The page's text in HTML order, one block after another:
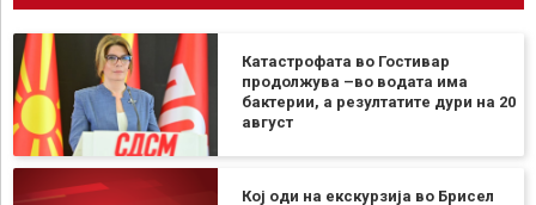
Катастрофата во Гостивар
продолжува –во водата има
бактерии, а резултатите дури на 20
август
Кој оди на екскурзија во Брисел